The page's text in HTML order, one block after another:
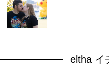
eltha イ